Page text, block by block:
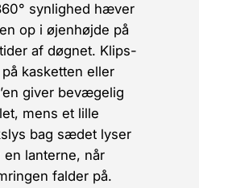
synlighed hæver
op i øjenhøjde på
af døgnet. Klips-
på kasketten eller
giver bevægelig
mens et lille
bag sædet lyser
en lanterne, når
falder på.